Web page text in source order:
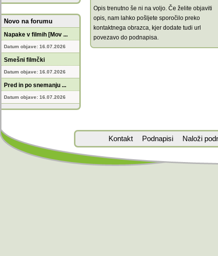
Novo na forumu
Napake v filmih [Mov ...
Datum objave: 16.07.2026
Smešni filmčki
Datum objave: 16.07.2026
Pred in po snemanju ...
Datum objave: 16.07.2026
Opis trenutno še ni na voljo. Če želite objaviti
opis, nam lahko pošljete sporočilo preko
kontaktnega obrazca, kjer dodate tudi url
povezavo do podnapisa.
Kontakt Podnapisi Naloži